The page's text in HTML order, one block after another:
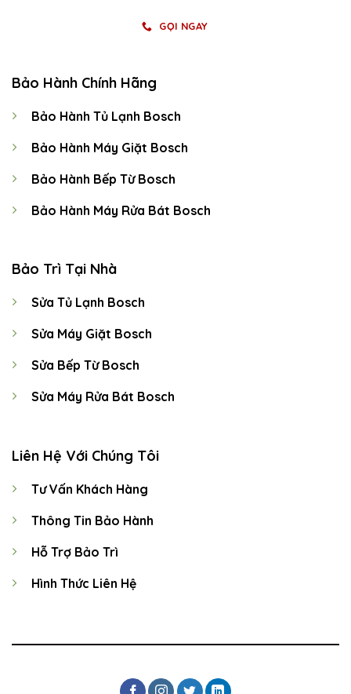
GỌI NGAY
Bảo Hành Chính Hãng
Bảo Hành Tủ Lạnh Bosch
Bảo Hành Máy Giặt Bosch
Bảo Hành Bếp Từ Bosch
Bảo Hành Máy Rửa Bát Bosch
Bảo Trì Tại Nhà
Sửa Tủ Lạnh Bosch
Sửa Máy Giặt Bosch
Sửa Bếp Từ Bosch
Sửa Máy Rửa Bát Bosch
Liên Hệ Với Chúng Tôi
Tư Vấn Khách Hàng
Thông Tin Bảo Hành
Hỗ Trợ Bảo Trì
Hình Thức Liên Hệ